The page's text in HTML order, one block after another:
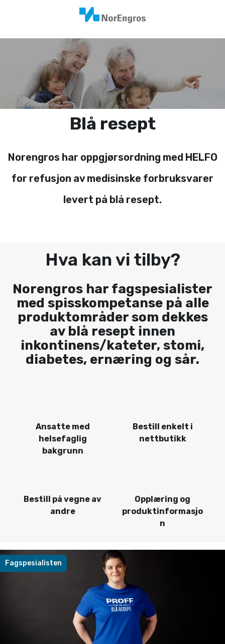
Blå resept
Norengros har oppgjørsordning med HELFO
for refusjon av medisinske forbruksvarer
levert på blå resept.
Hva kan vi tilby?
Norengros har fagspesialister
med spisskompetanse på alle
produktområder som dekkes
av blå resept innen
inkontinens/kateter, stomi,
diabetes, ernæring og sår.
Ansatte med
helsefaglig
bakgrunn
Bestill enkelt i
nettbutikk
Bestill på vegne av
andre
Opplæring og
produktinformasjo
n
Fagspesialisten